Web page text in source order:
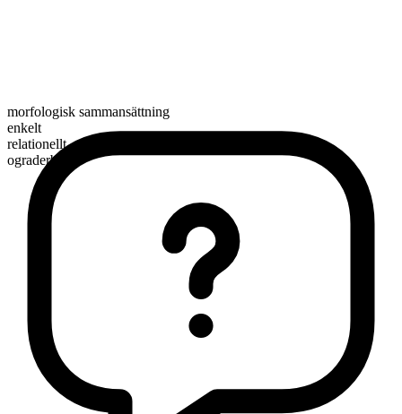
morfologisk sammansättning
enkelt
relationellt
ograderbart